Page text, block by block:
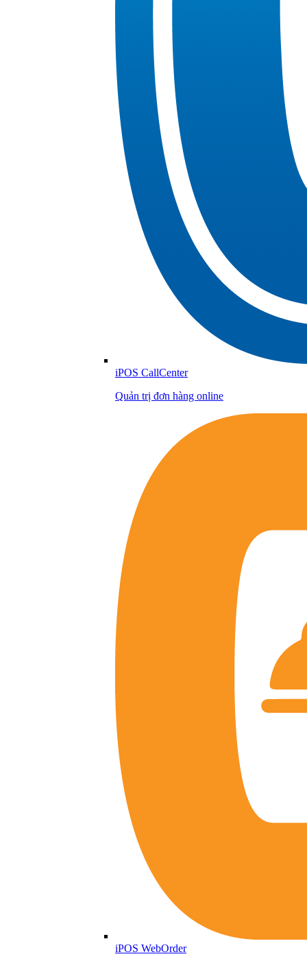
iPOS CallCenter
Quản trị đơn hàng online
iPOS WebOrder